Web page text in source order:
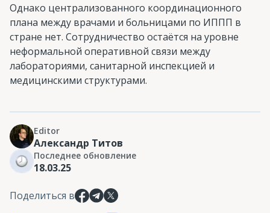
Однако централизованного координационного
плана между врачами и больницами по ИППП в
стране нет. Сотрудничество остаётся на уровне
неформальной оперативной связи между
лабораториями, санитарной инспекцией и
медицинскими структурами.
Editor
Александр Титов
Последнее обновление
18.03.25
Поделиться в